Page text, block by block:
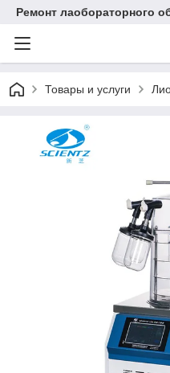
Ремонт лаобораторного
Товары и услуги